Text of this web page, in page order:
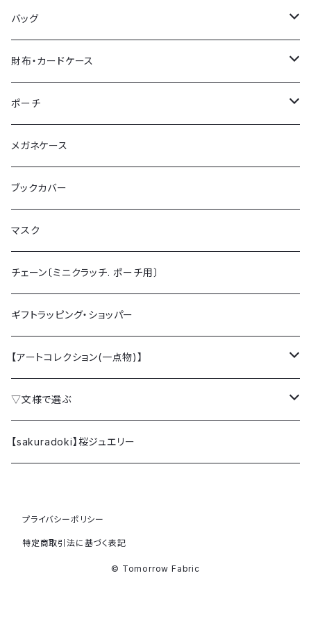
バッグ
トートバッグ
ショルダーバッグ
ミニクラッチバッグ
財布・カードケース
ミニ財布 (カードケース)
チェーン付ミニ財布
がま口財布
ポーチ
ポーチL
ポーチS
メガネケース
ブックカバー
マスク
チェーン〔ミニクラッチ. ポーチ用〕
ギフトラッピング・ショッパー
【アートコレクション(一点物)】
クラッチバッグ
ミニクラッチバッグ
ファブリックパネル (額縁)
▽文様で選ぶ
桜 SAKURA
椿 TSUBAKI
【sakuradoki】桜ジュエリー
プライバシーポリシー
特定商取引法に基づく表記
© Tomorrow Fabric